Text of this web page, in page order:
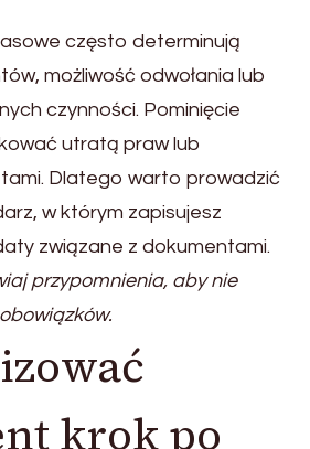
często determinują
możliwość odwołania lub
czynności. Pominięcie
utratą praw lub
Dlatego warto prowadzić
w którym zapisujesz
związane z dokumentami.
przypomnienia, aby nie
krok po